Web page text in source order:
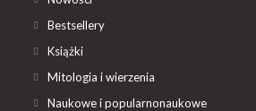
Bestsellery
Książki
Mitologia i wierzenia
Naukowe i popularnonaukowe